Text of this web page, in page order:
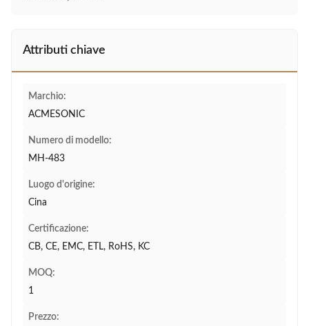
Attributi chiave
Marchio:
ACMESONIC
Numero di modello:
MH-483
Luogo d'origine:
Cina
Certificazione:
CB, CE, EMC, ETL, RoHS, KC
MOQ:
1
Prezzo: